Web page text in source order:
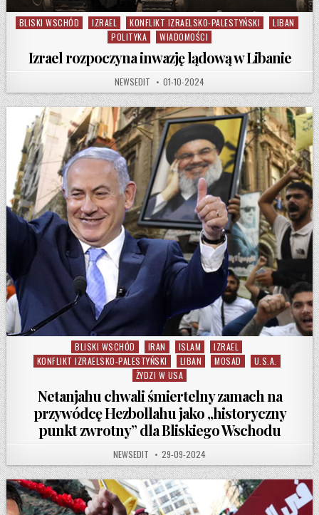
Posted in
BLISKI WSCHÓD IZRAEL KONFLIKT IZRAELSKO-PALESTYŃSKI
LIBAN
POLITYKA
WIADOMOŚCI
Izrael rozpoczyna inwazję lądową w Libanie
AUTHOR:
NEWSEDIT PUBLISHED DATE:
01-10-2024
Posted in
BLISKI WSCHÓD IRAN ISLAM
IZRAEL
KONFLIKT IZRAELSKO-PALESTYŃSKI
LIBAN MOSAD
U.S.A.
ŻYDZI W USA
Netanjahu chwali śmiertelny zamach na
przywódcę Hezbollahu jako „historyczny
punkt zwrotny” dla Bliskiego Wschodu
AUTHOR:
NEWSEDIT PUBLISHED DATE:
29-09-2024